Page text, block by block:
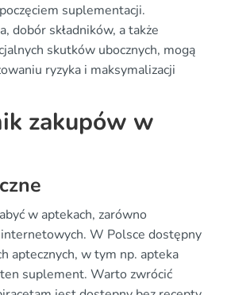
suplementacji.
dobór składników, a także
skutków ubocznych, mogą
ryzyka i maksymalizacji
zakupów w
w aptekach, zarówno
W Polsce dostępny
aptecznych, w tym np. apteka
suplement. Warto zwrócić